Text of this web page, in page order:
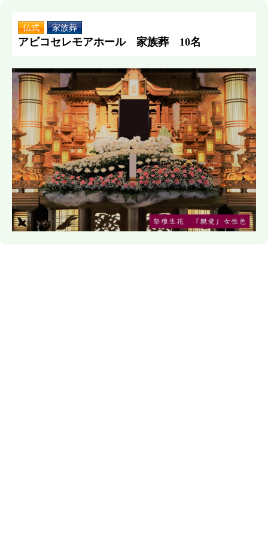
仏式 家族葬
アビコセレモアホール 家族葬 10名